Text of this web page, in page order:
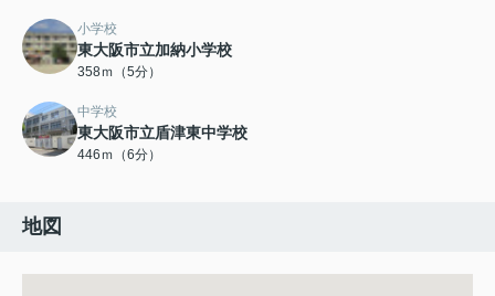
小学校
東大阪市立加納小学校
358ｍ（5分）
中学校
東大阪市立盾津東中学校
446ｍ（6分）
地図